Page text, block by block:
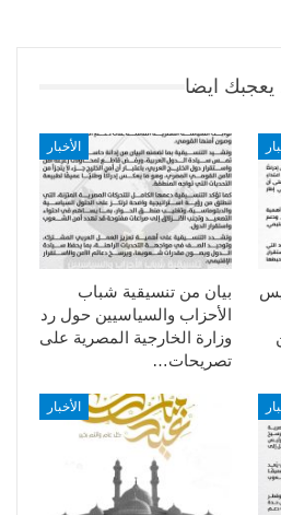
يعجبك ايضا
الأخبار
بيان من تنسيقية شباب
الأحزاب والسياسيين حول رد
وزارة الخارجية المصرية على
تصريحات…
الأخبار